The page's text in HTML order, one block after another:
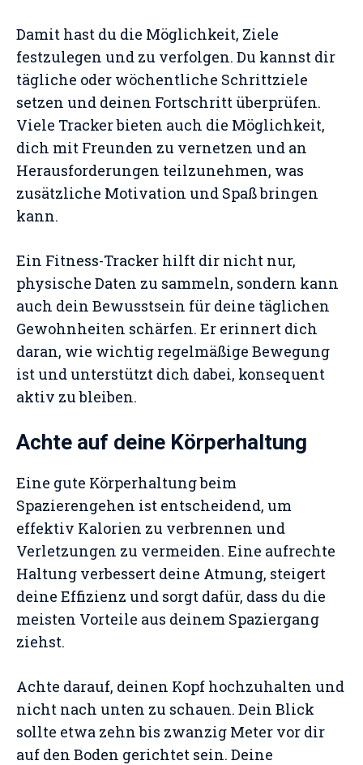
Damit hast du die Möglichkeit, Ziele
festzulegen und zu verfolgen. Du kannst dir
tägliche oder wöchentliche Schrittziele
setzen und deinen Fortschritt überprüfen.
Viele Tracker bieten auch die Möglichkeit,
dich mit Freunden zu vernetzen und an
Herausforderungen teilzunehmen, was
zusätzliche Motivation und Spaß bringen
kann.
Ein Fitness-Tracker hilft dir nicht nur,
physische Daten zu sammeln, sondern kann
auch dein Bewusstsein für deine täglichen
Gewohnheiten schärfen. Er erinnert dich
daran, wie wichtig regelmäßige Bewegung
ist und unterstützt dich dabei, konsequent
aktiv zu bleiben.
Achte auf deine Körperhaltung
Eine gute Körperhaltung beim
Spazierengehen ist entscheidend, um
effektiv Kalorien zu verbrennen und
Verletzungen zu vermeiden. Eine aufrechte
Haltung verbessert deine Atmung, steigert
deine Effizienz und sorgt dafür, dass du die
meisten Vorteile aus deinem Spaziergang
ziehst.
Achte darauf, deinen Kopf hochzuhalten und
nicht nach unten zu schauen. Dein Blick
sollte etwa zehn bis zwanzig Meter vor dir
auf den Boden gerichtet sein. Deine